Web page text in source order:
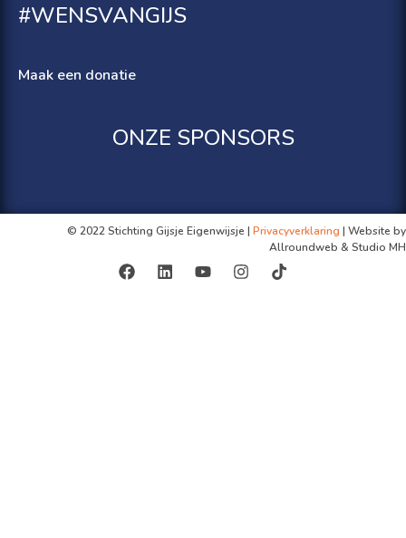
#WENSVANGIJS
Maak een donatie
ONZE SPONSORS
© 2022 Stichting Gijsje Eigenwijsje | Privacyverklaring | Website by
Allroundweb & Studio MH